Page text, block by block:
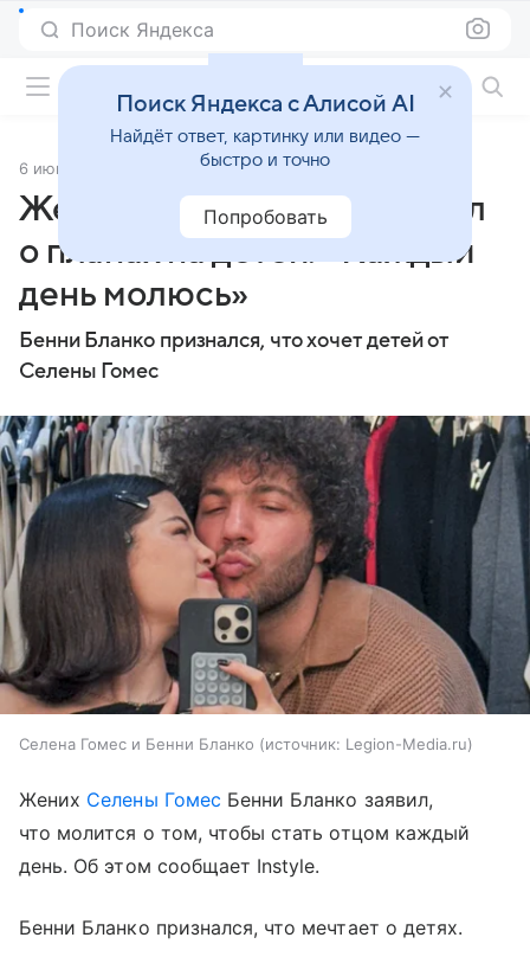
Поиск Яндекса
6 июня 2025 Источник:Газета.Ru
Жених Селены Гомес заявил
о планах на детей: «Каждый
день молюсь»
Бенни Бланко признался, что хочет детей от
Селены Гомес
Селена Гомес и Бенни Бланко источник: Legion-Media.ru
Жених Селены Гомес Бенни Бланко заявил,
что молится о том, чтобы стать отцом каждый
день. Об этом сообщает Instуle.
Бенни Бланко признался, что мечтает о детях.
Поиск Яндекса с Алисой AI
Найдёт ответ, картинку или видео —
быстро и точно
Попробовать